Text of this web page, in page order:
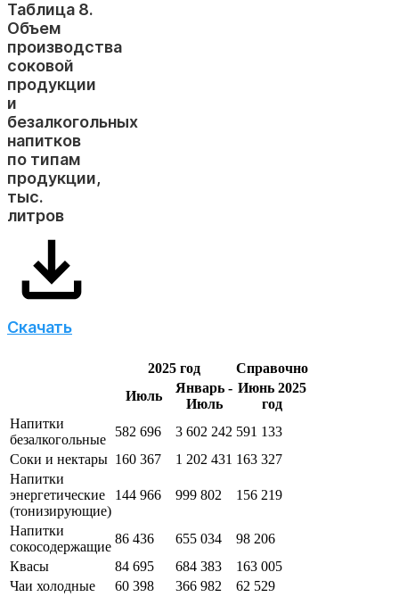
Таблица 8.
Объем
производства
соковой
продукции
и
безалкогольных
напитков
по типам
продукции,
тыс.
литров
Скачать
2025 год
Справочно
Июль
Январь -
Июль
Июнь 2025
год
Напитки
безалкогольные
582 696 3 602 242 591 133
Соки и нектары 160 367 1 202 431 163 327
Напитки
энергетические
(тонизирующие)
144 966 999 802 156 219
Напитки
сокосодержащие
86 436 655 034
98 206
Квасы
84 695 684 383
163 005
Чаи холодные
60 398 366 982
62 529